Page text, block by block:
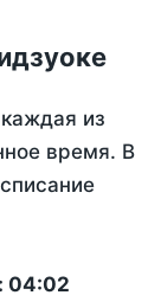
из
время. В
04:02